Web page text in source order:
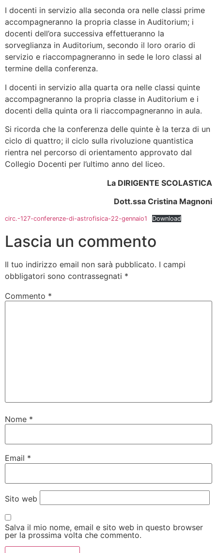
I docenti in servizio alla seconda ora nelle classi prime
accompagneranno la propria classe in Auditorium; i
docenti dell’ora successiva effettueranno la
sorveglianza in Auditorium, secondo il loro orario di
servizio e riaccompagneranno in sede le loro classi al
termine della conferenza.
I docenti in servizio alla quarta ora nelle classi quinte
accompagneranno la propria classe in Auditorium e i
docenti della quinta ora li riaccompagneranno in aula.
Si ricorda che la conferenza delle quinte è la terza di un
ciclo di quattro; il ciclo sulla rivoluzione quantistica
rientra nel percorso di orientamento approvato dal
Collegio Docenti per l’ultimo anno del liceo.
La DIRIGENTE SCOLASTICA
Dott.ssa Cristina Magnoni
circ.-127-conferenze-di-astrofisica-22-gennaio1 Download
Lascia un commento
Il tuo indirizzo email non sarà pubblicato. I campi
obbligatori sono contrassegnati *
Commento *
Nome *
Email *
Sito web
Salva il mio nome, email e sito web in questo browser
per la prossima volta che commento.